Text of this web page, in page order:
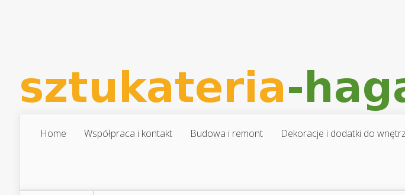
Home Współpraca i kontakt Budowa i remont Dekoracje i dodatki do wnętrz